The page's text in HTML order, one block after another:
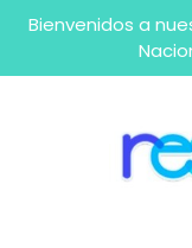
Bienvenidos a